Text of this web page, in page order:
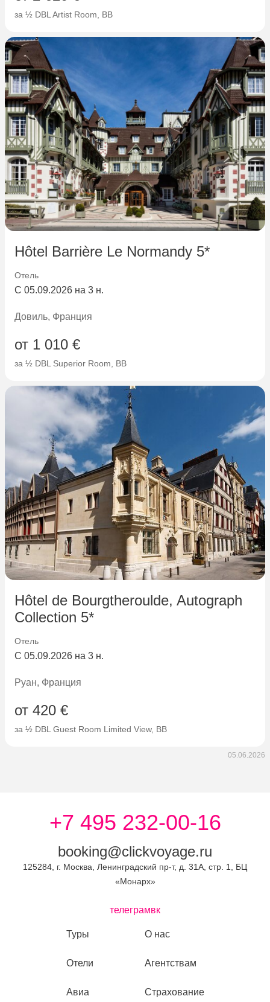
за ½ DBL Artist Room, BB
Hôtel Barrière Le Normandy 5*
Отель
С 05.09.2026 на 3 н.
Довиль, Франция
от 1 010 €
за ½ DBL Superior Room, BB
Hôtel de Bourgtheroulde, Autograph
Collection 5*
Отель
С 05.09.2026 на 3 н.
Руан, Франция
от 420 €
за ½ DBL Guest Room Limited View, ВВ
05.06.2026
Туры
Отели
Авиа
О нас
Агентствам
Страхование
+7 495 232-00-16
booking@clickvoyage.ru
125284, г. Москва, Ленинградский пр-т, д. 31А, стр. 1, БЦ
«Монарх»
телеграмвк